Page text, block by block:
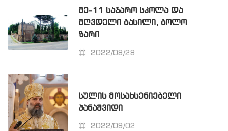
ᲛᲔ-11 ᲡᲐᲯᲐᲠᲝ ᲡᲙᲝᲚᲐ ᲓᲐ
ᲛᲦᲕᲓᲔᲚᲘ ᲑᲐᲡᲘᲚᲘ, ᲑᲝᲚᲝ
ᲖᲐᲠᲘ
2022/08/28
ᲡᲣᲚᲘᲡ ᲛᲝᲡᲐᲮᲡᲔᲜᲘᲔᲑᲔᲚᲘ
ᲞᲐᲜᲐᲨᲕᲘᲓᲘ
2022/09/02